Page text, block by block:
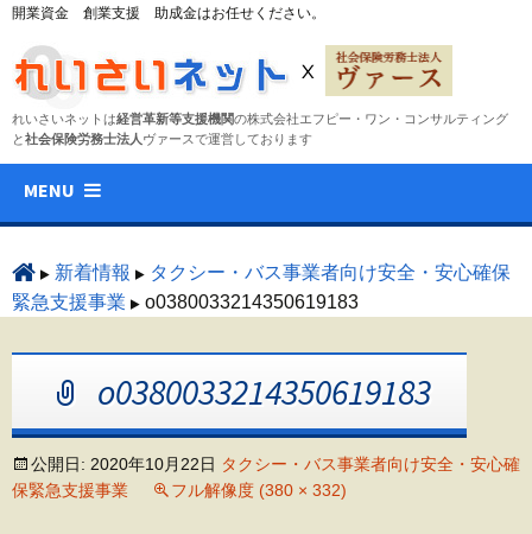
開業資金 創業支援 助成金はお任せください。
れいさいネットは経営革新等支援機関の株式会社エフピー・ワン・コンサルティング
と社会保険労務士法人 ヴァースで運営しております
MENU
ン
ツ
ス
キ
プ
新着情報
タクシー・バス事業者向け安全・安心確保
緊急支援事業
o0380033214350619183
o0380033214350619183
公開日: 2020年10月22日 タクシー・バス事業者向け安全・安心確
保緊急支援事業
フル解像度 (380 × 332)